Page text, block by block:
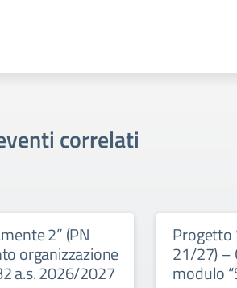
correlati
2” (PN
organizzazione
a.s. 2026/2027
Progetto
21/27) –
modulo